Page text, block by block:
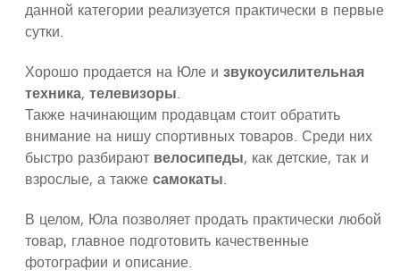
данной категории реализуется практически в первые
сутки.
Хорошо продается на Юле извукоусилительная
техника,телевизоры.
Также начинающим продавцам стоит обратить
внимание на нишу спортивных товаров. Среди них
быстро разбирают велосипеды, как детские, так и
взрослые, а такжесамокаты.
В целом, Юла позволяет продать практически любой
товар, главное подготовить качественные
фотографии и описание.